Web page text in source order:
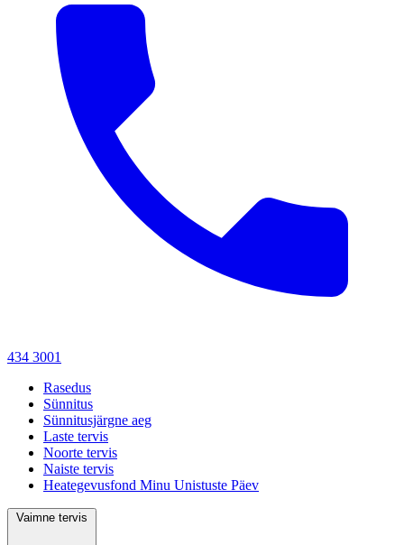
434 3001
Rasedus
Sünnitus
Sünnitusjärgne aeg
Laste tervis
Noorte tervis
Naiste tervis
Heategevusfond Minu Unistuste Päev
Vaimne tervis